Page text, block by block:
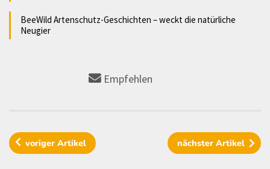
BeeWild Artenschutz-Geschichten – weckt die natürliche
Neugier
Empfehlen
vorigerArtikel nächster Artikel